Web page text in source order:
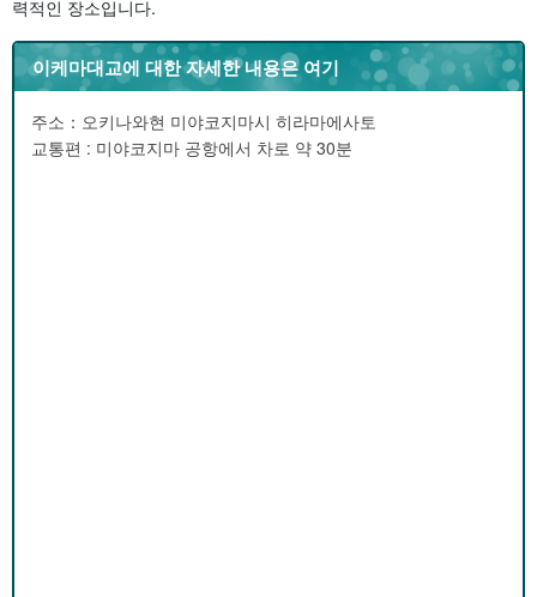
력적인 장소입니다.
이케마대교에 대한 자세한 내용은 여기
주소：오키나와현 미야코지마시 히라마에사토
교통편 : 미야코지마 공항에서 차로 약 30분